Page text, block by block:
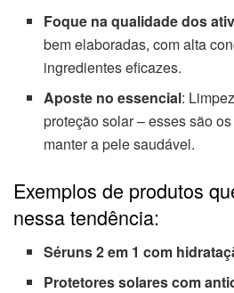
Foque na qualidade dos
bem elaboradas, com alta
ingredientes eficazes.
Aposte no essencial:
proteção solar – esses são
manter a pele saudável.
Exemplos de produtos
nessa tendência:
Séruns 2 em 1 com
Protetores solares com